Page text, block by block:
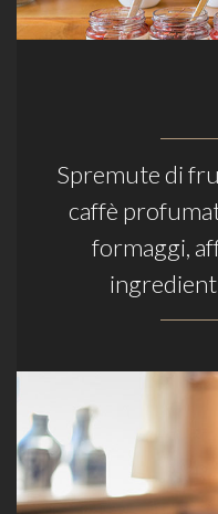
Spremute di
caffè
formaggi,